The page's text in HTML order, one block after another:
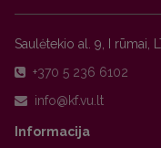
Saulėtekio al. 9, I rūmai,
+370 5 236 6102
Informacija